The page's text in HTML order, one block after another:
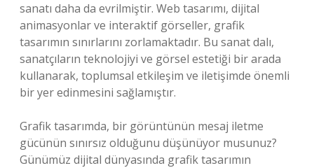
sanatı daha da evrilmiştir. Web tasarımı, dijital
animasyonlar ve interaktif görseller, grafik
tasarımın sınırlarını zorlamaktadır. Bu sanat dalı,
sanatçıların teknolojiyi ve görsel estetiği bir arada
kullanarak, toplumsal etkileşim ve iletişimde önemli
bir yer edinmesini sağlamıştır.
Grafik tasarımda, bir görüntünün mesaj iletme
gücünün sınırsız olduğunu düşünüyor musunuz?
Günümüz dijital dünyasında grafik tasarımın